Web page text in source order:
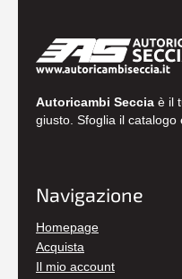
Autoricambi Seccia è il
giusto. Sfoglia il catalogo
Navigazione
Homepage
Acquista
Il mio account